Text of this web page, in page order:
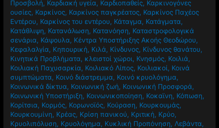
Προσβολή, Καρδιακή υγεία, Καρδιοπαθείς, Καρκινογόνες
ουσίες, Καρκίνος, Καρκίνος παγκρέατος, Καρκίνος Παχέος
Εντέρου, Καρκίνος του εντέρου, Κάταγμα, Κατάγματα,
Κατάθλιψη, Κατανάλωση, Κατανόηση, Καταστροφολογικά
σενάρια, Κάψουλα, Κέντρα Υποστήριξης Ακοής Θεοδώρου,
Κεφαλαλγία, Κηπουρική, Κιλά, Κίνδυνος, Κίνδυνος θανάτου,
Κινητικά Προβλήματα, κλειστοί χώροι, Κνησμός, Κοιλιά,
Κοιλιακή Παχυσαρκία, Κοιλιακό Λίπος, Κοιλιακοί, Κοινά
συμπτώματα, Κοινό διάστρεμμα, Κοινό κρυολόγημα,
Κοινωνικά δίκτυα, Κοινωνική ζωή, Κοινωνική Προσφορά,
Κοινωνική Υποστήριξη, Κοινωνικοποίηση, Κοκαϊνη, Κόπωση,
Κορίτσια, Κορμός, Κορωνοϊός, Κούραση, Κουρκουμάς,
Κουρκουμίνη, Κρέας, Κρίση πανικού, Κριτική, Κρύο,
Κρυολιπόλυση, Κρυολόγημα, Κυκλική Προπόνηση, Λεβάντα,